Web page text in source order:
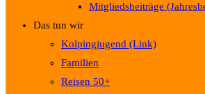
Mitgliedsbeiträge
Das tun wir
Kolpingjugend (Link)
Familien
Reisen 50+